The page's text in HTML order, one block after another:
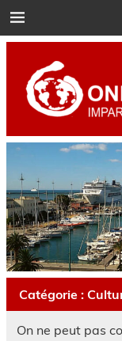
to
Catégorie :
On ne peut pas